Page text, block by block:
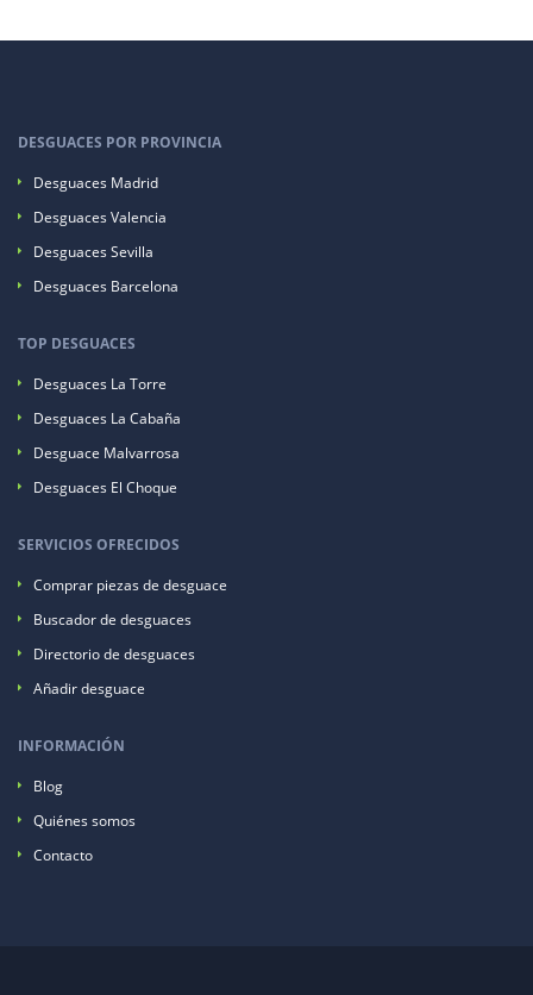
DESGUACES POR PROVINCIA
Desguaces Madrid
Desguaces Valencia
Desguaces Sevilla
Desguaces Barcelona
TOP DESGUACES
Desguaces La Torre
Desguaces La Cabaña
Desguace Malvarrosa
Desguaces El Choque
SERVICIOS OFRECIDOS
Comprar piezas de desguace
Buscador de desguaces
Directorio de desguaces
Añadir desguace
INFORMACIÓN
Blog
Quiénes somos
Contacto